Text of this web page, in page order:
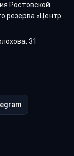
Ростовской
резерва «Центр
31